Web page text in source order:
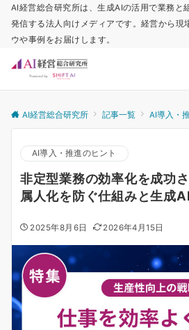
AI経営総合研究所は、生成AIの活用で業務と
発信する法人向けメディアです。経営から現
ウや事例をお届けします。
AI経営総合研究所 記事一覧 AI導入・
AI導入・推進のヒント
非定型業務の効率化を成功
属人化を防ぐ仕組みと生成
2025年8月6日 2026年4月15日